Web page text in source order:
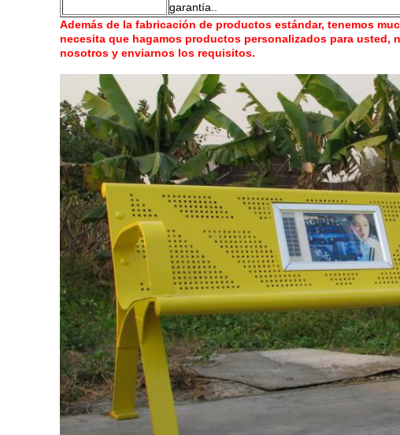
garantía..
Además de la fabricación de productos estándar, tenemos
necesita que hagamos productos personalizados para usted,
nosotros y enviarnos los requisitos.